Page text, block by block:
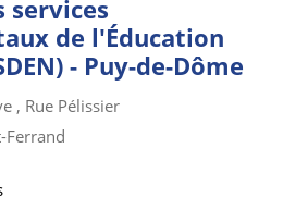
services
de l'Éducation
- Puy-de-Dôme
, Rue Pélissier
Ferrand